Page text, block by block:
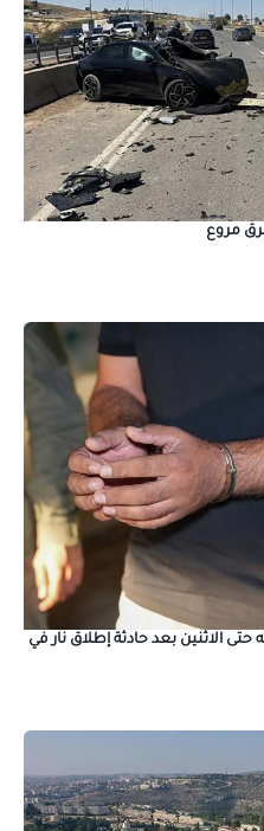
مروع
الاثنين بعد حادثة إطلاق نار في